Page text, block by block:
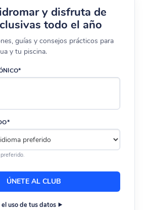
y disfruta de
todo el año
guías y consejos prácticos para
y tu piscina.
uso de tus datos